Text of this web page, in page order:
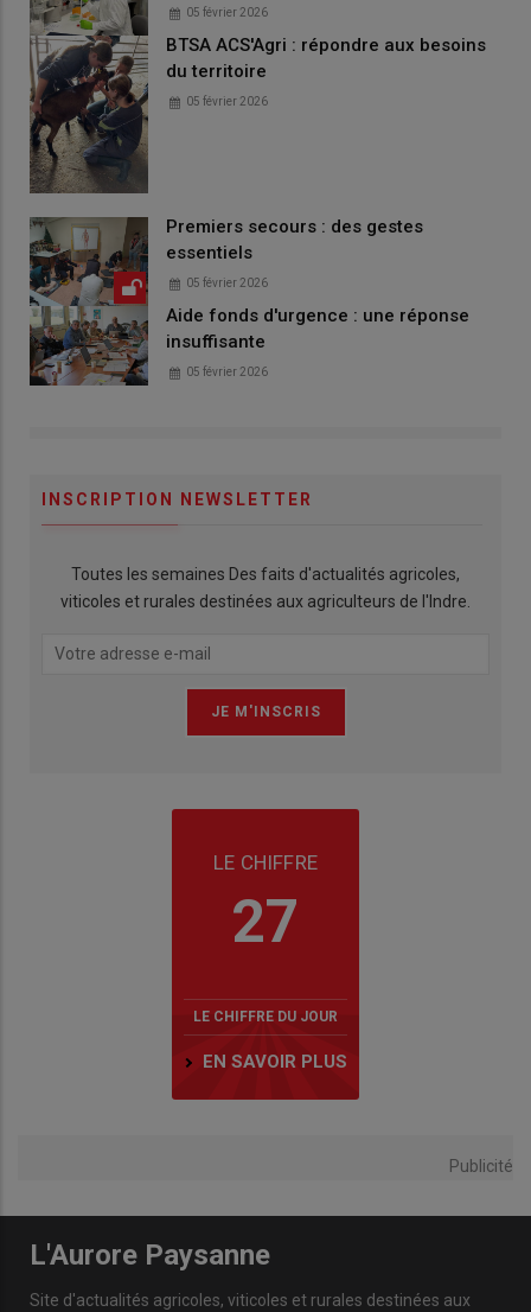
05 février 2026
BTSA ACS'Agri : répondre aux besoins
du territoire
05 février 2026
Premiers secours : des gestes
essentiels
05 février 2026
Aide fonds d'urgence : une réponse
insuffisante
05 février 2026
INSCRIPTION NEWSLETTER
Toutes les semaines Des faits d'actualités agricoles,
viticoles et rurales destinées aux agriculteurs de l'Indre.
LE CHIFFRE
27
LE CHIFFRE DU JOUR
EN SAVOIR PLUS
Publicité
L'Aurore Paysanne
Site d'actualités agricoles, viticoles et rurales destinées aux